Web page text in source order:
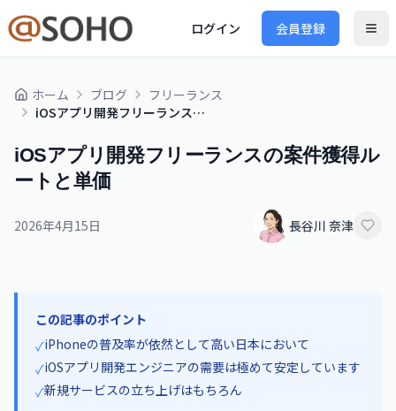
ログイン 会員登録
ホーム ブログ
フリーランス
iOSアプリ開発フリーランスの案件獲得ルートと単価
iOSアプリ開発フリーランスの案件獲得ル
ートと単価
2026年4月15日 長谷川 奈津
この記事のポイント
✓iPhoneの普及率が依然として高い日本において
✓iOSアプリ開発エンジニアの需要は極めて安定しています
✓新規サービスの立ち上げはもちろん